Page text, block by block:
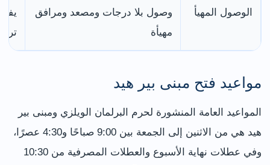
الوصول المهيأ
وصول بلا درجات ومصعد ومرافق
مهيأة
مواعيد فتح مبنى بير هيد
المواعيد العامة المنشورة لحرم البرلمان الويلزي ومبنى بير
هيد هي من الاثنين إلى الجمعة بين 9:00 صباحًا و4:30 عصرًا،
وفي عطلات نهاية الأسبوع والعطلات المصرفية من 10:30